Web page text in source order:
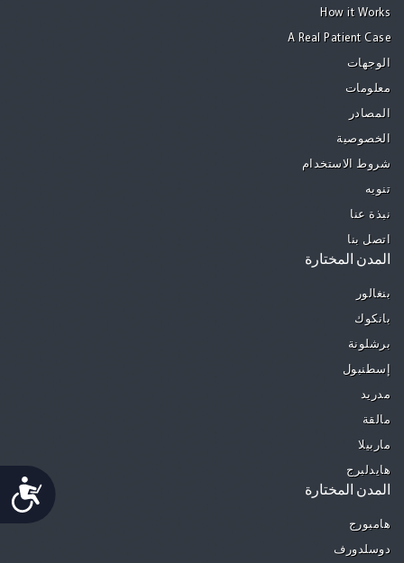
Accessibility
How it Works
A Real Patient Case
الوجهات
معلومات
المصادر
الخصوصية
شروط الاستخدام
تنويه
نبذة عنا
اتصل بنا
المدن المختارة
بنغالور
بانكوك
برشلونة
إسطنبول
مدريد
مالقة
ماربيلا
هايدلبرج
المدن المختارة
هامبورج
دوسلدورف